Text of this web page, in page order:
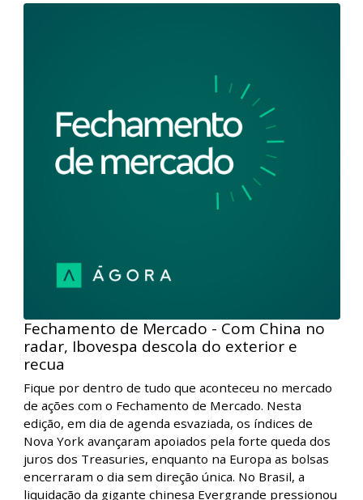
de ações com o Fechamento de Mercado. Nesta
edição, hoje, nos EUA, foram divulgados os números
de criação de emprego e confiança do consumidor,
que vieram acima dos níveis previstos e
pressionaram as bolsas. Porém, na parte final da
sessão, a força do setor financeiro em NY ajudou a
impulsionar o Dow Jones para sua máxima histórica.
Aqui no Brasil, a cautela também predominou com os
por aqui e nos EUA.